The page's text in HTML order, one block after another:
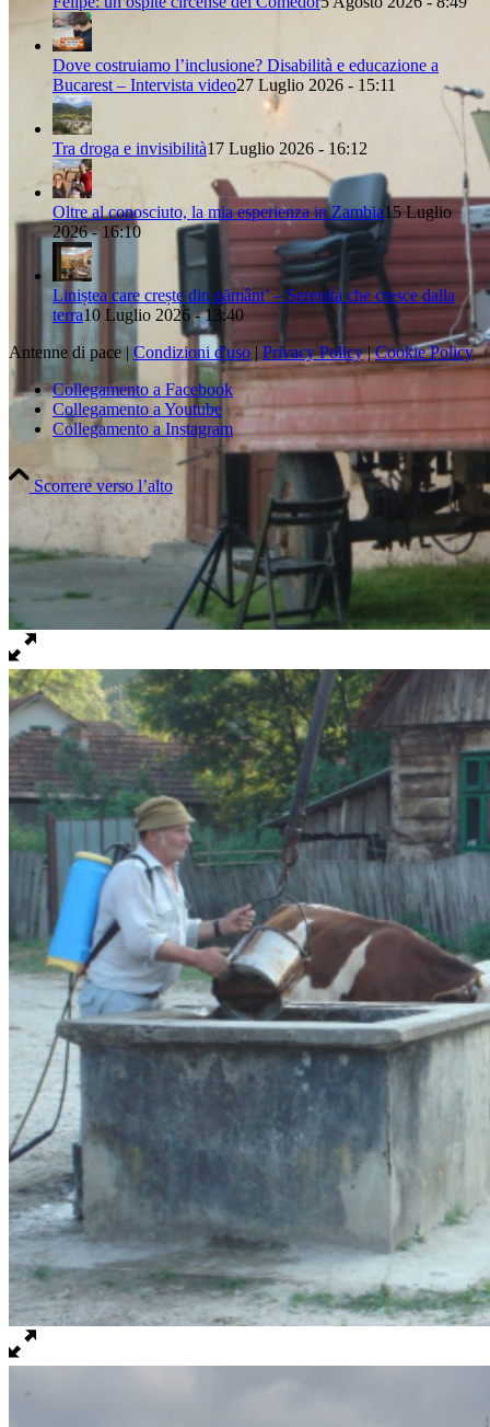
Dove costruiamo l’inclusione? Disabilità e educazione a
Bucarest – Intervista video27 Luglio 2026 - 15:11
Tra droga e invisibilità17 Luglio 2026 - 16:12
Oltre al conosciuto, la mia esperienza in Zambia15 Luglio
2026 - 16:10
Liniștea care crește din pământ’ – Serenità che cresce dalla
terra10 Luglio 2026 - 13:40
Antenne di pace | Condizioni d'uso | Privacy Policy|Cookie Policy
Collegamento a Facebook
Collegamento a Youtube
Collegamento a Instagram
Scorrere verso l’alto